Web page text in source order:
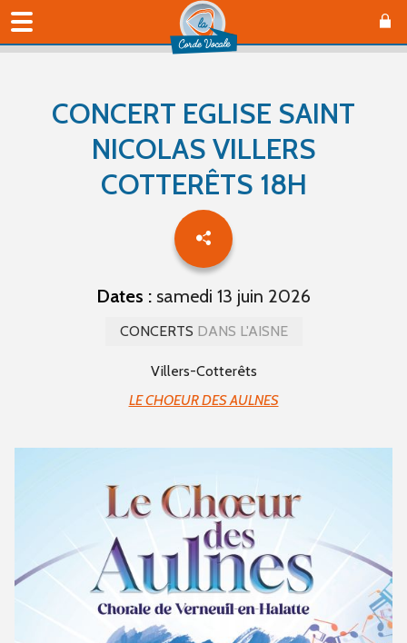
CONCERT EGLISE SAINT
NICOLAS VILLERS
COTTERÊTS 18H
Dates : samedi 13 juin 2026
CONCERTS DANS L'AISNE
Villers-Cotterêts
LE CHOEUR DES AULNES